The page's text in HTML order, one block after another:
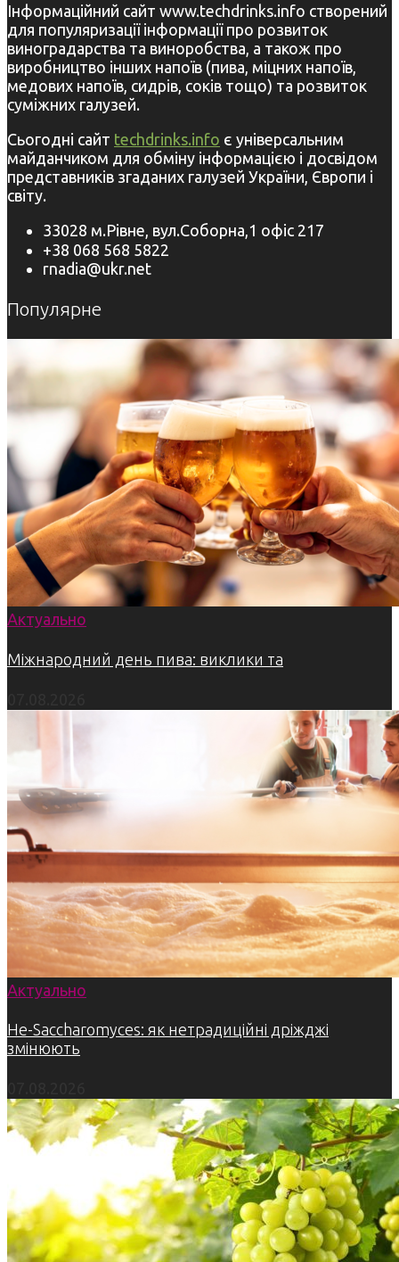
Інформаційний сайт www.techdrinks.info створений
для популяризації інформації про розвиток
виноградарства та виноробства, а також про
виробництво інших напоїв (пива, міцних напоїв,
медових напоїв, сидрів, соків тощо) та розвиток
суміжних галузей.
Сьогодні сайт techdrinks.info є універсальним
майданчиком для обміну інформацією і досвідом
представників згаданих галузей України, Європи і
світу.
33028 м.Рівне, вул.Соборна,1 офіс 217
+38 068 568 5822
rnadia@ukr.net
Популярне
Актуально
Міжнародний день пива: виклики та
Актуально
Не-Saccharomyces: як нетрадиційні дріжджі
змінюють